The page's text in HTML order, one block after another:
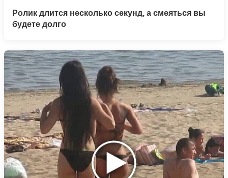
Ролик длится несколько секунд, а смеяться вы
будете долго